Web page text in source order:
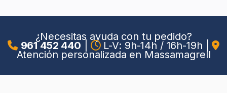
¿Necesitas ayuda con tu pedido?
961 452 440 L-V: 9h-14h / 16h-19h
Atención personalizada en Massamagrell